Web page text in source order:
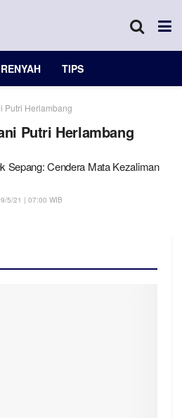
RENYAH TIPS
Putri Herlambang
Putri Herlambang
Sepang: Cendera Mata Kezaliman
5/21 | 07:00 WIB